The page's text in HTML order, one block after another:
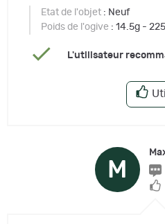
Etat de l'objet : Neuf
Poids de l'ogive : 14.5g -
L'utilisateur
M